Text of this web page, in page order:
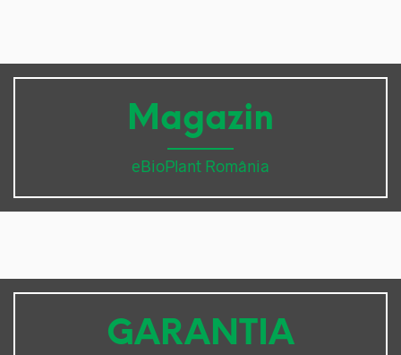
Magazin
eBioPlant România
GARANTIA